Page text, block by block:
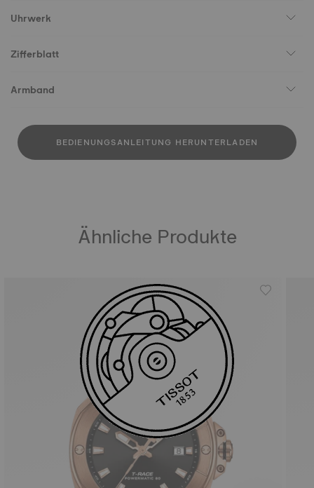
Uhrwerk
Zifferblatt
Armband
BEDIENUNGSANLEITUNG HERUNTERLADEN
Ähnliche Produkte